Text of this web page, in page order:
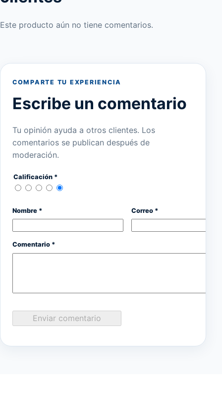
Este producto aún no tiene comentarios.
COMPARTE TU EXPERIENCIA
Escribe un comentario
Tu opinión ayuda a otros clientes. Los
comentarios se publican después de
moderación.
Calificación *
Nombre * Correo *
Comentario *
Enviar comentario